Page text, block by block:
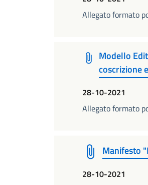
Allegato formato
Modello
coscrizione
28-10-2021
Allegato formato
Manifesto
28-10-2021